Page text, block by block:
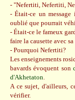
- "Nefertiti, Nefertiti,
- Était-ce un
oublié que pourrait
- Était-ce le fameux
faire la causette avec sa
- Pourquoi Nefertiti?
Les enseignements
bavards évoquent son
d'Akhetaton.
A ce sujet, d'ailleurs,
vérifier.